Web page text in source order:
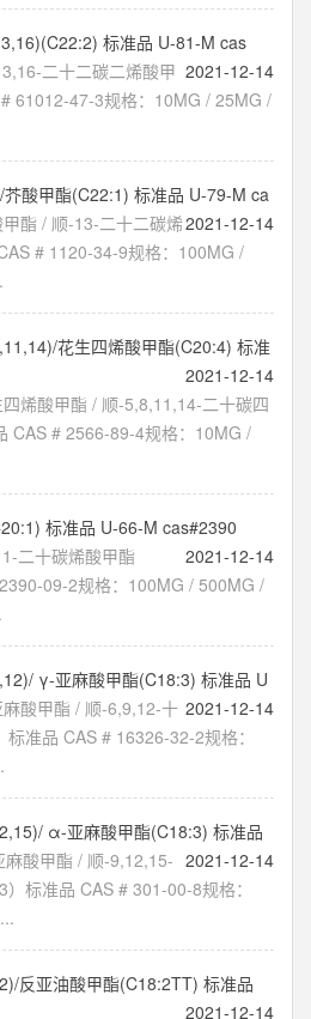
标准品 U-81-M cas
2021-12-14
二十二碳二烯酸甲
61012-47-3规格：10MG / 25MG /
酸甲酯(C22:1) 标准品 U-79-M ca
2021-12-14
酯 / 顺-13-二十二碳烯
# 1120-34-9规格：100MG /
花生四烯酸甲酯(C20:4) 标准
2021-12-14
烯酸甲酯 / 顺-5,8,11,14-二十碳四
CAS # 2566-89-4规格：10MG /
标准品 U-66-M cas#2390
2021-12-14
二十碳烯酸甲酯
09-2规格：100MG / 500MG /
γ-亚麻酸甲酯(C18:3) 标准品 U
2021-12-14
酸甲酯 / 顺-6,9,12-十
准品 CAS # 16326-32-2规格：
α-亚麻酸甲酯(C18:3) 标准品
2021-12-14
酸甲酯 / 顺-9,12,15-
标准品 CAS # 301-00-8规格：
反亚油酸甲酯(C18:2TT) 标准品
2021-12-14